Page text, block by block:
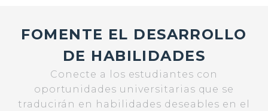
FOMENTE EL DESARROLLO
DE HABILIDADES
Conecte a los estudiantes con
oportunidades universitarias que se
traducirán en habilidades deseables en el